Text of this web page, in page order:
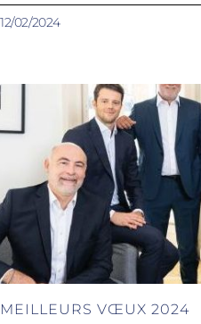
12/02/2024
MEILLEURS VŒUX 2024